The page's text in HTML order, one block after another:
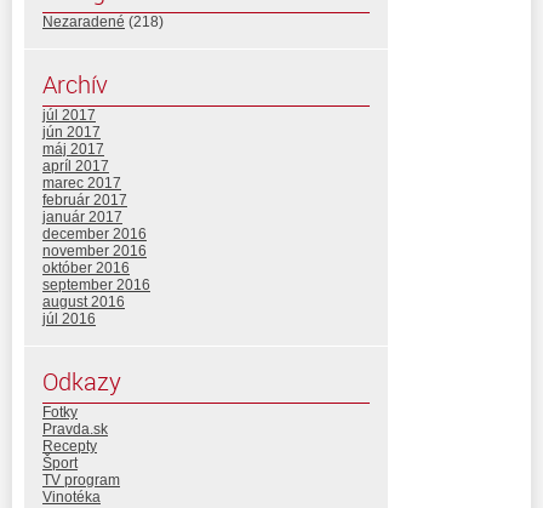
Nezaradené (218)
Archív
júl 2017
jún 2017
máj 2017
apríl 2017
marec 2017
február 2017
január 2017
december 2016
november 2016
október 2016
september 2016
august 2016
júl 2016
Odkazy
Fotky
Pravda.sk
Recepty
Šport
TV program
Vinotéka